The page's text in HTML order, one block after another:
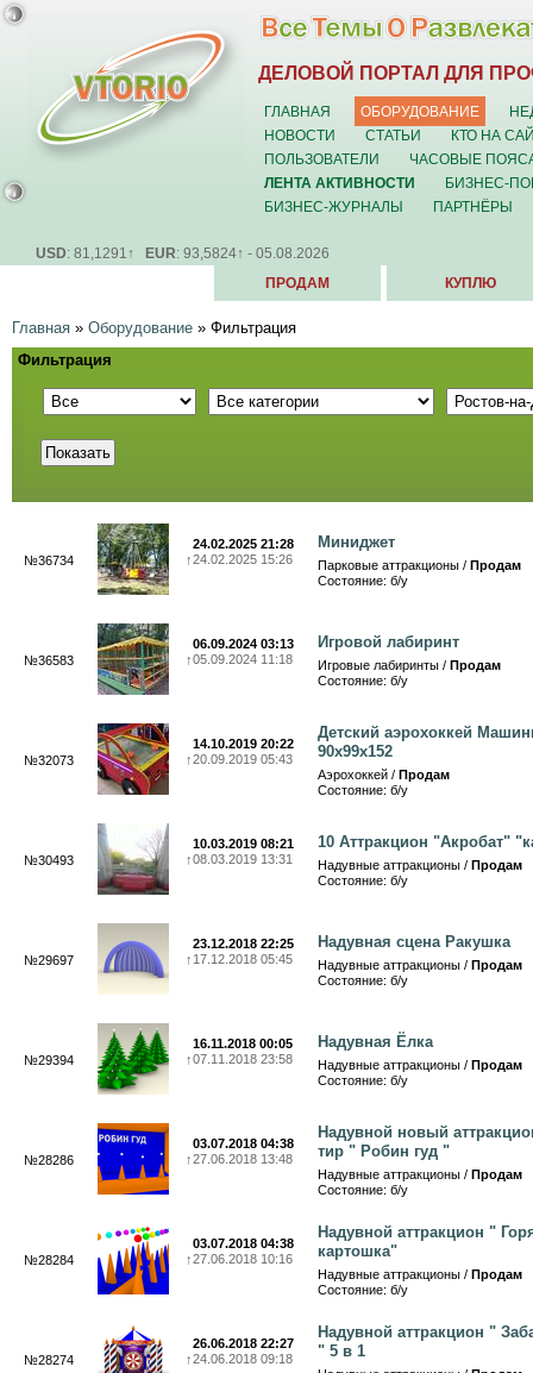
ДЕЛОВОЙ ПОРТАЛ ДЛЯ
ГЛАВНАЯ ОБОРУДОВАНИЕ
НОВОСТИ
СТАТЬИ
КТО НА
ПОЛЬЗОВАТЕЛИ
ЧАСОВЫЕ
ЛЕНТА АКТИВНОСТИ
БИЗНЕС-
БИЗНЕС-ЖУРНАЛЫ
ПАРТНЁРЫ
USD: 81,1291↑ EUR: 93,5824↑ - 05.08.2026
ПРОДАМ КУПЛЮ
Главная » Оборудование » Фильтрация
Фильтрация
№36734
24.02.2025 21:28
↑24.02.2025 15:26
Миниджет
Парковые аттракционы / Продам
Состояние: б/у
№36583
06.09.2024 03:13
↑05.09.2024 11:18
Игровой лабиринт
Игровые лабиринты / Продам
Состояние: б/у
№32073
14.10.2019 20:22
↑20.09.2019 05:43
Детский аэрохоккей
90х99х152
Аэрохоккей / Продам
Состояние: б/у
№30493
10.03.2019 08:21
↑08.03.2019 13:31
10 Аттракцион "Акробат"
Надувные аттракционы / Продам
Состояние: б/у
№29697
23.12.2018 22:25
↑ 17.12.2018 05:45
Надувная сцена Ракушка
Надувные аттракционы / Продам
Состояние: б/у
№29394
16.11.2018 00:05
↑07.11.2018 23:58
Надувная Ёлка
Надувные аттракционы / Продам
Состояние: б/у
№28286
03.07.2018 04:38
↑27.06.2018 13:48
Надувной новый
тир " Робин гуд "
Надувные аттракционы / Продам
Состояние: б/у
№28284
03.07.2018 04:38
↑27.06.2018 10:16
Надувной аттракцион "
картошка"
Надувные аттракционы / Продам
Состояние: б/у
№28274
26.06.2018 22:27
↑24.06.2018 09:18
Надувной аттракцион "
" 5 в 1